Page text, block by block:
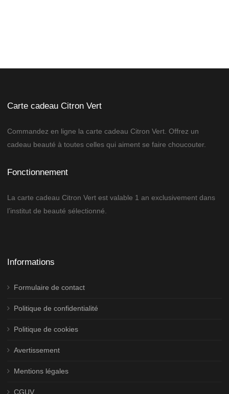
Carte cadeau Citron Vert
Commandez en ligne la carte cadeau Citron Vert. Offrez un
cadeau beauté à toutes celles qui aiment se faire choucouter.
Fonctionnement
La carte cadeau Citron Vert est valable 1 an exclusivement dans
l’institut de beauté sélectionné.
Informations
Formulaire de contact
Politique de confidentialité
Politique de cookies
Avertissement
Mentions légales
CGUV